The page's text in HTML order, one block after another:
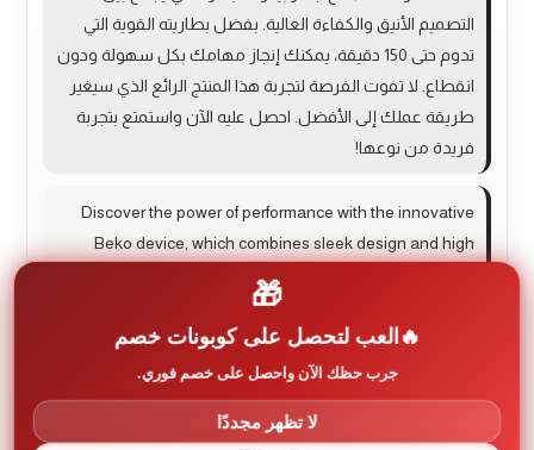
التصميم الأنيق والكفاءة العالية. بفضل بطاريته القوية التي
تدوم حتى 150 دقيقة، يمكنك إنجاز مهامك بكل سهولة ودون
انقطاع. لا تفوت الفرصة لتجربة هذا المنتج الرائع الذي سيغير
طريقة عملك إلى الأفضل. احصل عليه الآن واستمتع بتجربة
فريدة من نوعها!
Discover the power of performance with the innovative
Beko device, which combines sleek design and high
efficiency. With its robust battery lasting up to 150
minutes, you can complete your tasks effortlessly and
without interruption. Don’t miss the chance to experience
this amazing product that will transform the way you work
for the better. Get it now and enjoy a unique experience!
🎁
العب لتحصل على كوبونات خصم
جرب حظك الآن واحصل على خصم فوري.
لا تظهر مجددًا